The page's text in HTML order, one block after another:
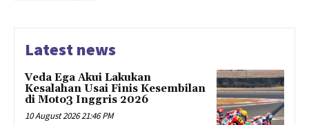
Latest news
Veda Ega Akui Lakukan
Kesalahan Usai Finis Kesembilan
di Moto3 Inggris 2026
10 August 2026 21:46 PM